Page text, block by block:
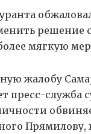
решение
мягкую
жалобу
пресс-служба